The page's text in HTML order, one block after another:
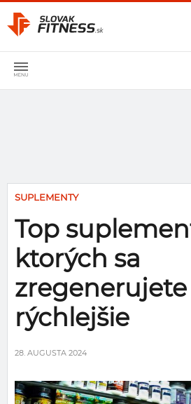
SUPLEMENTY
Top
ktorých sa
zregenerujete
rýchlejšie
28. AUGUSTA 2024